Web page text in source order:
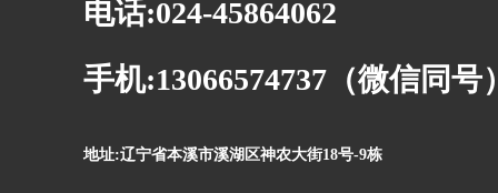
电话:024-45864062
手机:13066574737（微信同号
地址:辽宁省本溪市溪湖区神农大街18号-9栋